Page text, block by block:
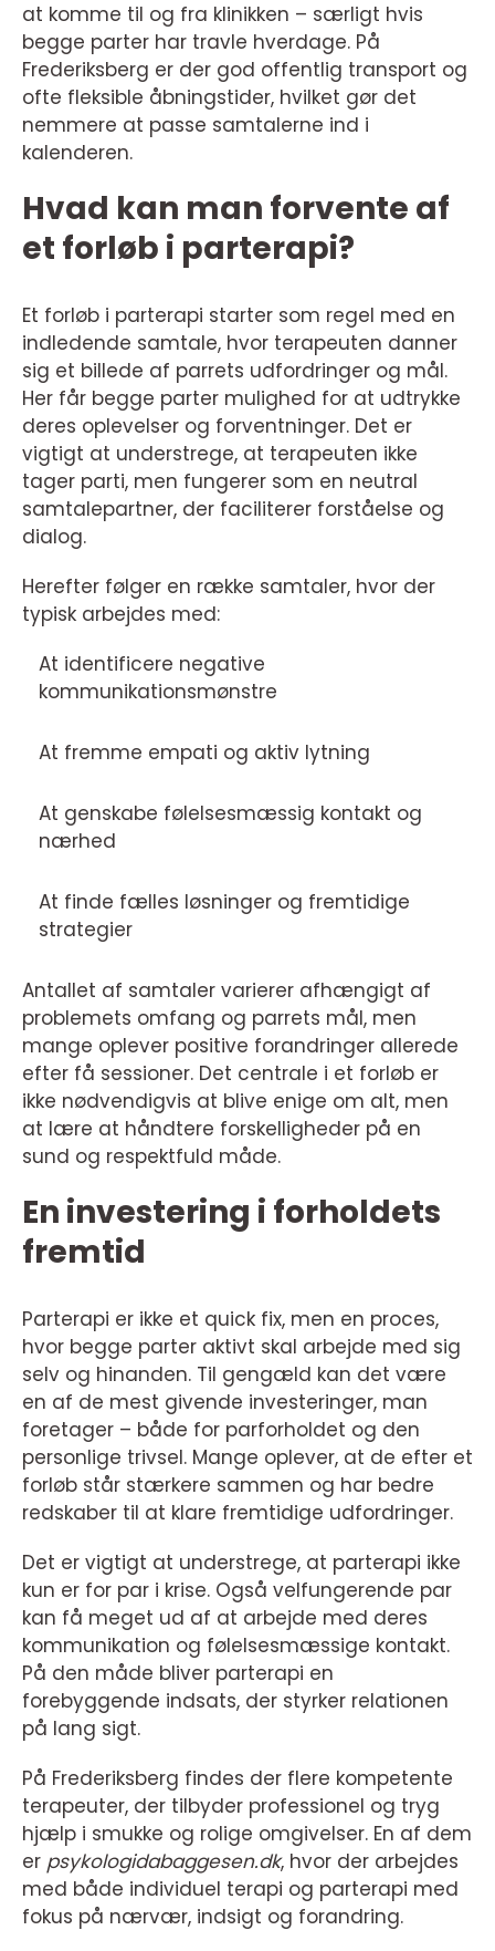
at komme til og fra klinikken – særligt hvis
begge parter har travle hverdage. På
Frederiksberg er der god offentlig transport og
ofte fleksible åbningstider, hvilket gør det
nemmere at passe samtalerne ind i
kalenderen.
Hvad kan man forvente af
et forløb i parterapi?
Et forløb i parterapi starter som regel med en
indledende samtale, hvor terapeuten danner
sig et billede af parrets udfordringer og mål.
Her får begge parter mulighed for at udtrykke
deres oplevelser og forventninger. Det er
vigtigt at understrege, at terapeuten ikke
tager parti, men fungerer som en neutral
samtalepartner, der faciliterer forståelse og
dialog.
Herefter følger en række samtaler, hvor der
typisk arbejdes med:
At identificere negative
kommunikationsmønstre
At fremme empati og aktiv lytning
At genskabe følelsesmæssig kontakt og
nærhed
At finde fælles løsninger og fremtidige
strategier
Antallet af samtaler varierer afhængigt af
problemets omfang og parrets mål, men
mange oplever positive forandringer allerede
efter få sessioner. Det centrale i et forløb er
ikke nødvendigvis at blive enige om alt, men
at lære at håndtere forskelligheder på en
sund og respektfuld måde.
En investering i forholdets
fremtid
Parterapi er ikke et quick fix, men en proces,
hvor begge parter aktivt skal arbejde med sig
selv og hinanden. Til gengæld kan det være
en af de mest givende investeringer, man
foretager – både for parforholdet og den
personlige trivsel. Mange oplever, at de efter et
forløb står stærkere sammen og har bedre
redskaber til at klare fremtidige udfordringer.
Det er vigtigt at understrege, at parterapi ikke
kun er for par i krise. Også velfungerende par
kan få meget ud af at arbejde med deres
kommunikation og følelsesmæssige kontakt.
På den måde bliver parterapi en
forebyggende indsats, der styrker relationen
på lang sigt.
På Frederiksberg findes der flere kompetente
terapeuter, der tilbyder professionel og tryg
hjælp i smukke og rolige omgivelser. En af dem
er psykologidabaggesen.dk, hvor der arbejdes
med både individuel terapi og parterapi med
fokus på nærvær, indsigt og forandring.